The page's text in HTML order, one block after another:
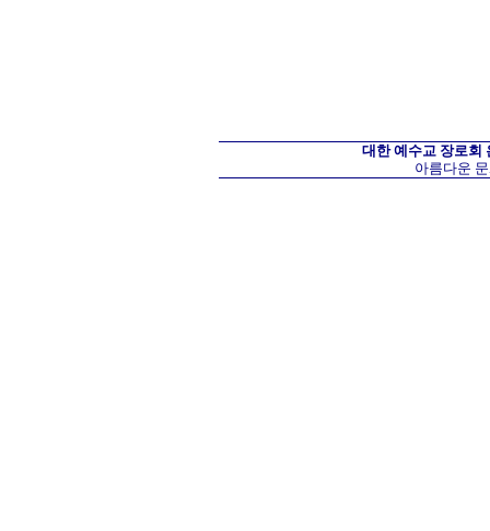
대한 예수교 장로회
아름다운